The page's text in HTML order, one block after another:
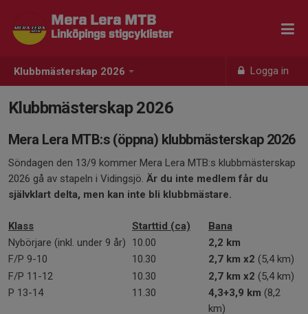
Klubbmästerskap 2026 Logga in
Mera Lera MTB
Linköpings stigcyklister
Klubbmästerskap 2026
Mera Lera MTB:s (öppna) klubbmästerskap 2026
Söndagen den 13/9 kommer Mera Lera MTB:s klubbmästerskap
2026 gå av stapeln i Vidingsjö. Är du inte medlem får du
självklart delta, men kan inte bli klubbmästare.
Klass Starttid (ca)
Bana
Nybörjare (inkl. under 9 år)
10.00
2,2 km
F/P 9-10
10.30 2,7 km x2 (5,4 km)
F/P 11-12
10.30 2,7 km x2 (5,4 km)
P 13-14
11.30 4,3+3,9 km (8,2
km)